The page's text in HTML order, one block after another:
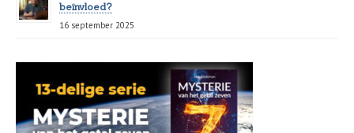
beïnvloed?
16 september 2025